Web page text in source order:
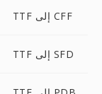
TTF إلى CFF
TTF إلى SFD